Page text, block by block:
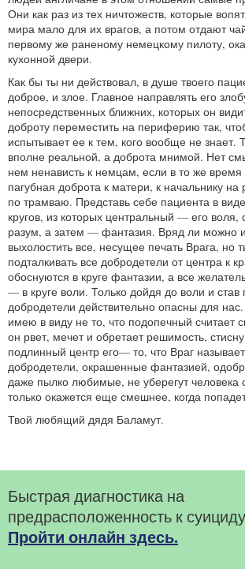
Они как раз из тех ничтожеств, которые
мира мало для их врагов, а потом отдают
первому же раненому немецкому пилоту,
кухонной двери.
Как бы ты ни действовал, в душе твоего
доброе, и злое. Главное направлять его
непосредственных ближних, которых он
доброту переместить на периферию так,
испытывает ее к тем, кого вообще не знает.
вполне реальной, а доброта мнимой. Нет
нем ненависть к немцам, если в то же время
пагубная доброта к матери, к начальнику на
по трамваю. Представь себе пациента в
кругов, из которых центральный — его
разум, а затем — фантазия. Вряд ли можно
выхолостить все, несущее печать Врага, но
подталкивать все добродетели от центра к
обоснуются в круге фантазии, а все
— в круге воли. Только дойдя до воли и став
добродетели действительно опасны для
имею в виду не то, что подопечный считает
он рвет, мечет и обретает решимость,
подлинный центр его— то, что Враг
добродетели, окрашенные фантазией,
даже пылко любимые, не уберегут человека
только окажется еще смешнее, когда
Твой любящий дядя Баламут.
Быстрая диагностика на
предрасположенность к
Пройти онлайн здесь.